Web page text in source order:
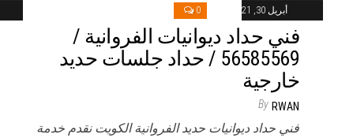
أبريل 30, 2021 0
فني حداد ديوانيات الفروانية /
56585569 / حداد جلسات حديد
خارجية
By RWAN
فني حداد ديوانيات حديد الفروانية الكويت نقدم خدمة